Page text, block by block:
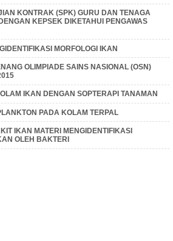
KONTRAK (SPK) GURU DAN TENAGA
KEPSEK DIKETAHUI PENGAWAS
MORFOLOGI IKAN
OLIMPIADE SAINS NASIONAL (OSN)
IKAN DENGAN SOPTERAPI TANAMAN
PADA KOLAM TERPAL
IKAN MATERI MENGIDENTIFIKASI
OLEH BAKTERI